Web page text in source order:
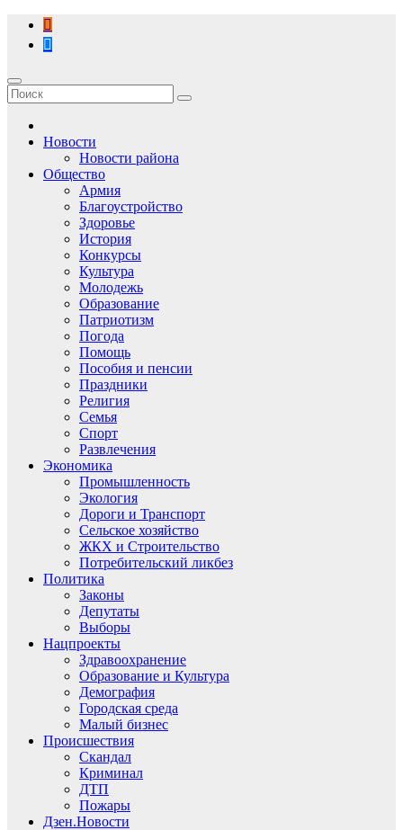
Перейти
содержимому
Новости
Новости района
Общество
Армия
Благоустройство
Здоровье
История
Конкурсы
Культура
Молодежь
Образование
Патриотизм
Погода
Помощь
Пособия и пенсии
Праздники
Религия
Семья
Спорт
Развлечения
Экономика
Промышленность
Экология
Дороги и Транспорт
Сельское хозяйство
ЖКХ и Строительство
Потребительский ликбез
Политика
Законы
Депутаты
Выборы
Нацпроекты
Здравоохранение
Образование и Культура
Демография
Городская среда
Малый бизнес
Происшествия
Скандал
Криминал
ДТП
Пожары
Дзен.Новости